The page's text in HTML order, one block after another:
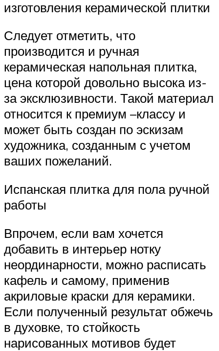
изготовления керамической плитки
Следует отметить, что
производится и ручная
керамическая напольная плитка,
цена которой довольно высока из-
за эксклюзивности. Такой материал
относится к премиум –классу и
может быть создан по эскизам
художника, созданным с учетом
ваших пожеланий.
Испанская плитка для пола ручной
работы
Впрочем, если вам хочется
добавить в интерьер нотку
неординарности, можно расписать
кафель и самому, применив
акриловые краски для керамики.
Если полученный результат обжечь
в духовке, то стойкость
нарисованных мотивов будет